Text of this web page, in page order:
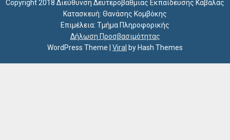
Copyright 2018 Διεύθυνση Δευτεροβάθμιας Εκπαίδευσης Καβάλας
Κατασκευή: Θανάσης Κομβόκης
Επιμέλεια: Τμήμα Πληροφορικής
Δήλωση Προσβασιμότητας
WordPress Theme | Viralby Hash Themes